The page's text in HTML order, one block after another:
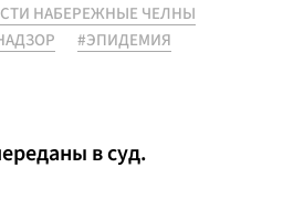
НАБЕРЕЖНЫЕ ЧЕЛНЫ
#ЭПИДЕМИЯ
в суд.